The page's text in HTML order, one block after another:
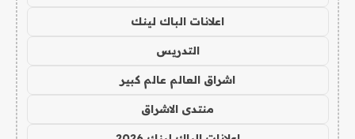
اعلانات الباك لينك
التدريس
اشراق العالم عالم كبير
منتدى الاشراق